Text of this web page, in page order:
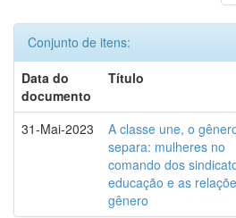
Conjunto de itens:
Data do
documento
Título
31-Mai-2023
A classe une, o
separa: mulheres no
comando dos
educação e as
gênero